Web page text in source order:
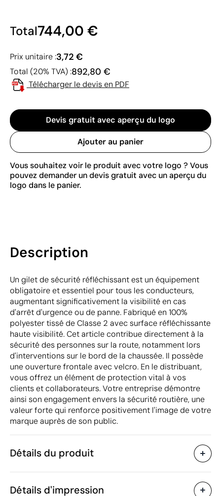
Total744,00 €
Prix unitaire :3,72 €
Total (20% TVA) :892,80 €
Télécharger le devis en PDF
Devis gratuit avec aperçu du logo
Ajouter au panier
Vous souhaitez voir le produit avec votre logo ? Vous
pouvez demander un devis gratuit avec un aperçu du
logo dans le panier.
Description
Un gilet de sécurité réfléchissant est un équipement
obligatoire et essentiel pour tous les conducteurs,
augmentant significativement la visibilité en cas
d'arrêt d'urgence ou de panne. Fabriqué en 100%
polyester tissé de Classe 2 avec surface réfléchissante
haute visibilité. Cet article contribue directement à la
sécurité des personnes sur la route, notamment lors
d'interventions sur le bord de la chaussée. Il possède
une ouverture frontale avec velcro. En le distribuant,
vous offrez un élément de protection vital à vos
clients et collaborateurs. Votre entreprise démontre
ainsi son engagement envers la sécurité routière, une
valeur forte qui renforce positivement l'image de votre
marque auprès de son public.
Détails du produit
Caractéristiques
Code du produit
Détails d'impression